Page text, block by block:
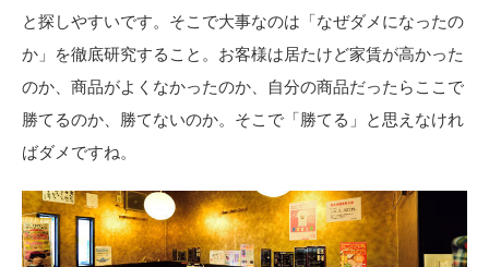
と探しやすいです。そこで大事なのは「なぜダメになったの
か」を徹底研究すること。お客様は居たけど家賃が高かった
のか、商品がよくなかったのか、自分の商品だったらここで
勝てるのか、勝てないのか。そこで「勝てる」と思えなけれ
ばダメですね。